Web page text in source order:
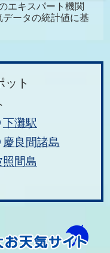
エキスパート機関
ータの統計値に基
ット
下灘駅
慶良間諸島
照間島